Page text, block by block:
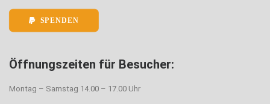
SPENDEN
Öffnungszeiten für Besucher:
Montag – Samstag 14.00 – 17.00 Uhr